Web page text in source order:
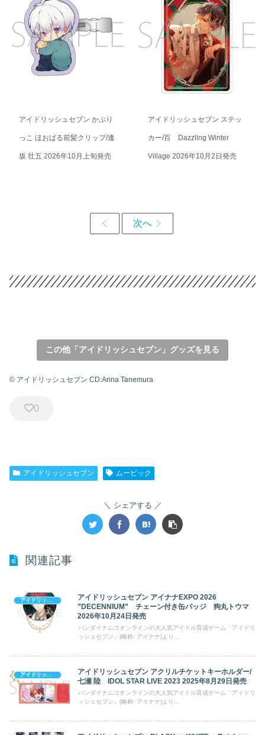
アイドリッシュセブン かぷり
っこ ほおばる前髪クリップ/逢
坂 壮五 2026年10月上旬発売
アイドリッシュセブン ステッ
カー/百 Dazzling Winter
Village 2026年10月2日発売
この他「アイドリッシュセブン」グッズを見る
© アイドリッシュセブン CD:Arina Tanemura
0
アイドリッシュセブン ムービック
シェアする
関連記事
アイドリッシュセブン
アイドリッシュセブン アイナナEXPO 2026
”DECENNIUM” チェーン付き缶バッジ 狗丸トウマ
2026年10月24日発売
バンダイナムコオンラインの大人気アイドル育成ゲーム「アイドリ
ッシュセブン」(略称: アイナナ)より...
アイドリッシュセブン
アイドリッシュセブン アクリルチケットキーホルダー/
七瀬 陸 IDOL STAR LIVE 2023 2025年8月29日発売
バンダイナムコオンラインの大人気アイドル育成ゲーム「アイドリ
ッシュセブン」(略称: アイナナ)より...